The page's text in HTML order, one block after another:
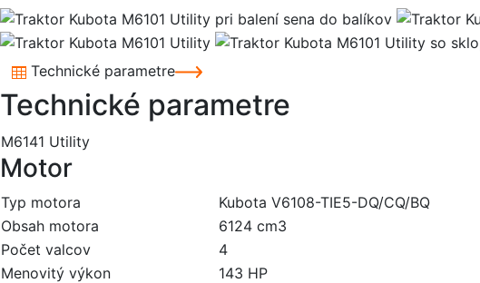
Technické parametre
Technické parametre
M6141 Utility
Motor
Typ motora
Kubota V6108-TIE5-DQ/CQ/BQ
Obsah motora
6124 cm3
Počet valcov
4
Menovitý výkon
143 HP